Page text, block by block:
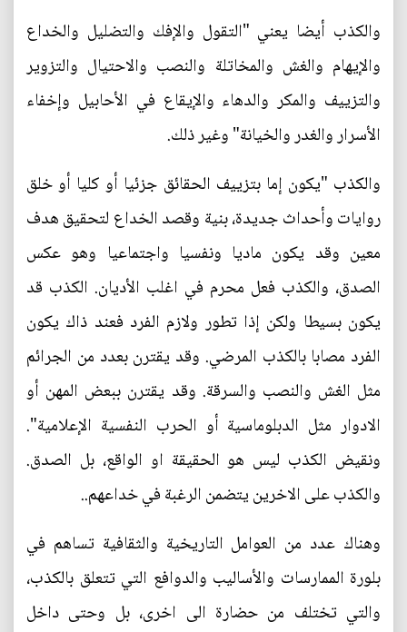
والكذب أيضا يعني "التقول والإفك والتضليل والخداع
والإيهام والغش والمخاتلة والنصب والاحتيال والتزوير
والتزييف والمكر والدهاء والإيقاع في الأحابيل وإخفاء
الأسرار والغدر والخيانة" وغير ذلك.
والكذب "يكون إما بتزييف الحقائق جزئيا أو كليا أو خلق
روايات وأحداث جديدة، بنية وقصد الخداع لتحقيق هدف
معين وقد يكون ماديا ونفسيا واجتماعيا وهو عكس
الصدق، والكذب فعل محرم في اغلب الأديان. الكذب قد
يكون بسيطا ولكن إذا تطور ولازم الفرد فعند ذاك يكون
الفرد مصابا بالكذب المرضي. وقد يقترن بعدد من الجرائم
مثل الغش والنصب والسرقة. وقد يقترن ببعض المهن أو
الادوار مثل الدبلوماسية أو الحرب النفسية الإعلامية".
ونقيض الكذب ليس هو الحقيقة او الواقع، بل الصدق.
والكذب على الاخرين يتضمن الرغبة في خداعهم..
وهناك عدد من العوامل التاريخية والثقافية تساهم في
بلورة الممارسات والأساليب والدوافع التي تتعلق بالكذب،
والتي تختلف من حضارة الى اخرى، بل وحتى داخل